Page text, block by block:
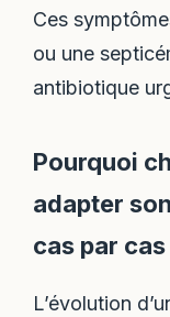
Ces
ou une
antibiotique
Pourquoi
adapter
cas par cas
L’évolution